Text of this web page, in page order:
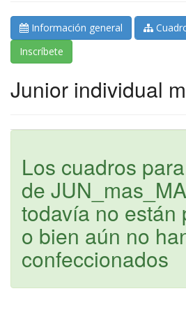
Información general
Inscríbete
Junior individual
Los cuadros
de
todavía no están
o bien aún no
confeccionados